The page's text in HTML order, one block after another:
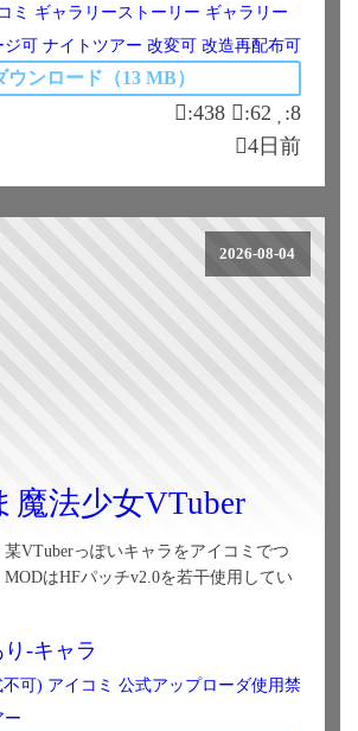
ミ ギャラリーストーリー ギャラリー
ジ可 ナイトツアー 改変可 改造再配布可
ウンロード（13 MB）
:438 :62
:8
4日前
2026-08-04
魔法少女VTuber
VTuberっぽいキャラをアイコミでつ
MODはHFパッチv2.0を若干使用してい
-キャラ
可) アイコミ 公式アップローダ使用禁
ー